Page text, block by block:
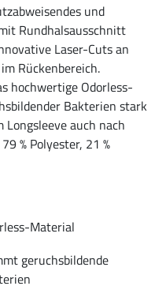
und
Rundhalsausschnitt
Laser-Cuts an
Rückenbereich.
hochwertige Odorless-
Bakterien stark
Longsleeve auch nach
% Polyester, 21 %
Material
geruchsbildende